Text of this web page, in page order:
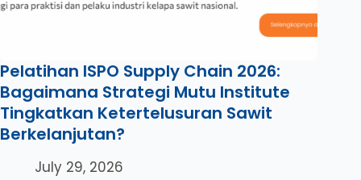
Pelatihan ISPO Supply Chain 2026:
Bagaimana Strategi Mutu Institute
Tingkatkan Ketertelusuran Sawit
Berkelanjutan?
July 29, 2026